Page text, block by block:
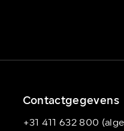
Contactgegevens
+31 411 632 800